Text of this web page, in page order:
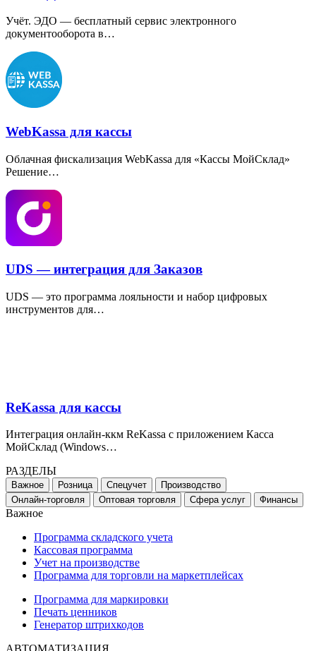
Учёт. ЭДО — бесплатный сервис электронного
документооборота в…
WebKassa для кассы
Облачная фискализация WebKassa для «Кассы МойСклад»
Решение…
UDS — интеграция для Заказов
UDS — это программа лояльности и набор цифровых
инструментов для…
ReKassa для кассы
Интеграция онлайн-ккм ReKassa с приложением Касса
МойСклад (Windows…
РАЗДЕЛЫ
Важное Розница Спецучет
Производство
Онлайн-торговля
Оптовая торговля Сфера услуг Финансы
Важное
Программа складского учета
Кассовая программа
Учет на производстве
Программа для торговли на маркетплейсах
Программа для маркировки
Печать ценников
Генератор штрихкодов